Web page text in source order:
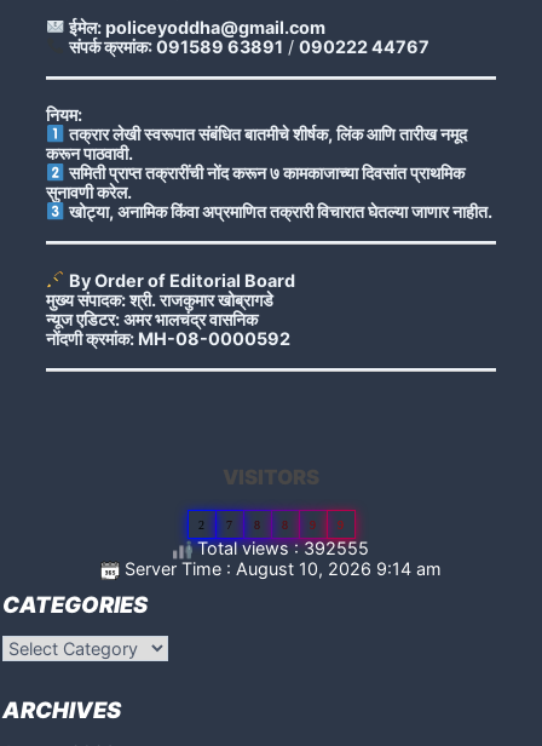
ईमेल: policeyoddha@gmail.com
संपर्क क्रमांक: 091589 63891 / 090222 44767
नियम:
तक्रार लेखी स्वरूपात संबंधित बातमीचे शीर्षक, लिंक आणि तारीख नमूद
करून पाठवावी.
समिती प्राप्त तक्रारींची नोंद करून ७ कामकाजाच्या दिवसांत प्राथमिक
सुनावणी करेल.
खोट्या, अनामिक किंवा अप्रमाणित तक्रारी विचारात घेतल्या जाणार नाहीत.
By Order of Editorial Board
मुख्य संपादक: श्री. राजकुमार खोब्रागडे
न्यूज एडिटर: अमर भालचंद्र वासनिक
नोंदणी क्रमांक: MH-08-0000592
VISITORS
2 7 8 8 9 9
Total views : 392555
Server Time : August 10, 2026 9:14 am
CATEGORIES
Categories
ARCHIVES